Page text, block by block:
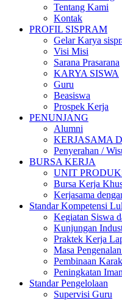
Tentang Kami
Kontak
PROFIL SISPRAM
Gelar Karya
Visi Misi
Sarana Prasarana
KARYA SISWA
Guru
Beasiswa
Prospek Kerja
PENUNJANG
Alumni
KERJASAMA
Penyerahan /
BURSA KERJA
UNIT
Bursa Kerja
Kerjasama
Standar Kompetensi
Kegiatan Siswa
Kunjungan
Praktek Kerja
Masa
Pembinaan
Peningkatan
Standar Pengelolaan
Supervisi Guru